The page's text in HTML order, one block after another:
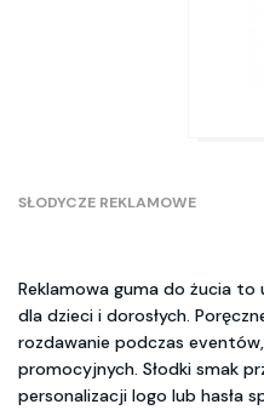
SŁODYCZE REKLAMOWE
Reklamowa guma do żucia to
dla dzieci i dorosłych.
rozdawanie podczas
promocyjnych. Słodki smak
personalizacji logo lub hasła